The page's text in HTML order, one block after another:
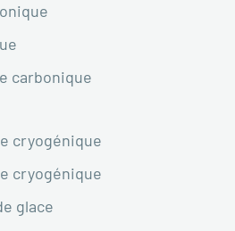
carbonique
cryogénique
cryogénique
glace